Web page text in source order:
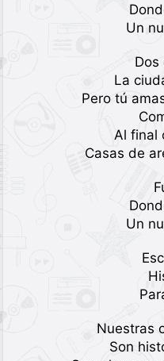
Un
Dos
La
Pero tú
Al final
Casas de
Un
Nuestras
Son